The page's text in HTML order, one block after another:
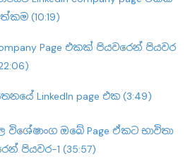
(10:19)
Page එකක් පියවරෙන් පියවර
LinkedIn page එක (3:49)
විශේෂාංග ඔබේ Page ඒකට භාවිතා
පියවර-1 (35:57)